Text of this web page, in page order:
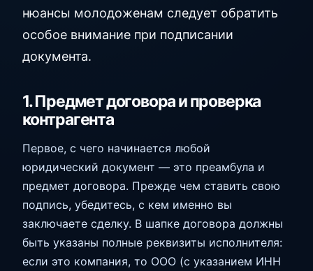
нюансы молодоженам следует обратить
особое внимание при подписании
документа.
1. Предмет договора и проверка
контрагента
Первое, с чего начинается любой
юридический документ — это преамбула и
предмет договора. Прежде чем ставить свою
подпись, убедитесь, с кем именно вы
заключаете сделку. В шапке договора должны
быть указаны полные реквизиты исполнителя:
если это компания, то ООО (с указанием ИНН